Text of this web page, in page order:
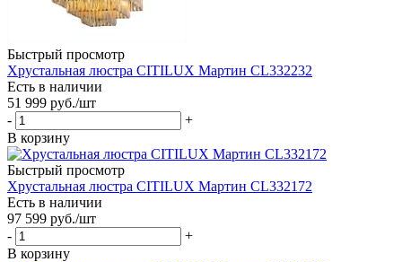
Быстрый просмотр
Хрустальная люстра CITILUX Мартин CL332232
Есть в наличии
51 999 руб./шт
-
+
В корзину
Быстрый просмотр
Хрустальная люстра CITILUX Мартин CL332172
Есть в наличии
97 599 руб./шт
-
+
В корзину